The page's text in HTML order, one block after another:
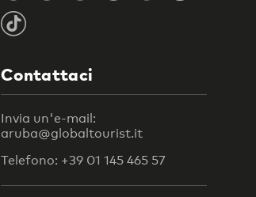
Contattaci
Invia un'e-mail:
aruba@globaltourist.it
Telefono: +39 01 145 465 57